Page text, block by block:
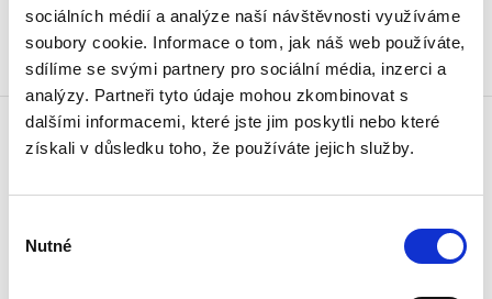
sociálních médií a analýze naší návštěvnosti využíváme
soubory cookie. Informace o tom, jak náš web používáte,
sdílíme se svými partnery pro sociální média, inzerci a
analýzy. Partneři tyto údaje mohou zkombinovat s
dalšími informacemi, které jste jim poskytli nebo které
získali v důsledku toho, že používáte jejich služby.
souhlasu
Nutné
Doprava zdarma
při nákupu nad 1500 Kč.